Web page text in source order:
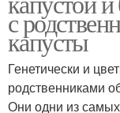
с
капусты
Генетически и
родственниками
Они одни из